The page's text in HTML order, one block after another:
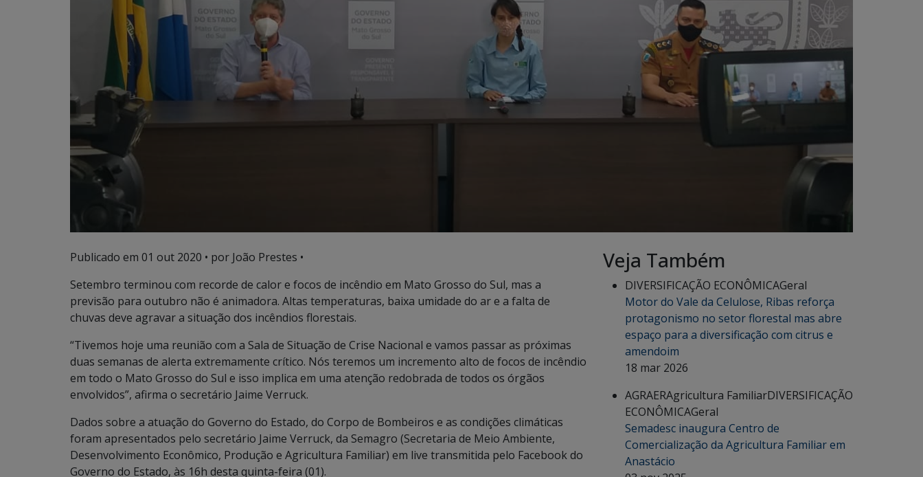
Publicado em 01 out 2020 • por João Prestes •
Setembro terminou com recorde de calor e focos de incêndio em Mato Grosso do Sul, mas a
previsão para outubro não é animadora. Altas temperaturas, baixa umidade do ar e a falta de
chuvas deve agravar a situação dos incêndios florestais.
“Tivemos hoje uma reunião com a Sala de Situação de Crise Nacional e vamos passar as próximas
duas semanas de alerta extremamente crítico. Nós teremos um incremento alto de focos de incêndio
em todo o Mato Grosso do Sul e isso implica em uma atenção redobrada de todos os órgãos
envolvidos”, afirma o secretário Jaime Verruck.
Dados sobre a atuação do Governo do Estado, do Corpo de Bombeiros e as condições climáticas
foram apresentados pelo secretário Jaime Verruck, da Semagro (Secretaria de Meio Ambiente,
Desenvolvimento Econômico, Produção e Agricultura Familiar) em live transmitida pelo Facebook do
Governo do Estado, às 16h desta quinta-feira (01).
Veja Também
DIVERSIFICAÇÃO ECONÔMICAGeral
Motor do Vale da Celulose, Ribas reforça
protagonismo no setor florestal mas abre
espaço para a diversificação com citrus e
amendoim
18 mar 2026
AGRAERAgricultura FamiliarDIVERSIFICAÇÃO
ECONÔMICAGeral
Semadesc inaugura Centro de
Comercialização da Agricultura Familiar em
Anastácio